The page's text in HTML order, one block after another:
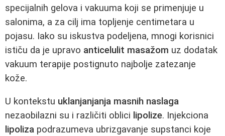
specijalnih gelova i vakuuma koji se primenjuje u
salonima, a za cilj ima topljenje centimetara u
pojasu. Iako su iskustva podeljena, mnogi korisnici
ističu da je upravo anticelulit masažom uz dodatak
vakuum terapije postignuto najbolje zatezanje
kože.
U kontekstu uklanjanjanja masnih naslaga
nezaobilazni su i različiti oblici lipolize. Injekciona
lipoliza podrazumeva ubrizgavanje supstanci koje